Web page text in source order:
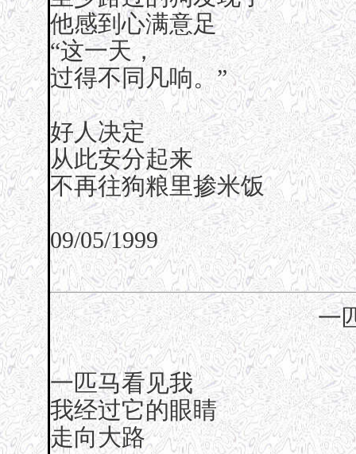
他感到心满意足
“这一天，
过得不同凡响。”
好人决定
从此安分起来
不再往狗粮里掺米饭
09/05/1999
一
一匹马看见我
我经过它的眼睛
走向大路